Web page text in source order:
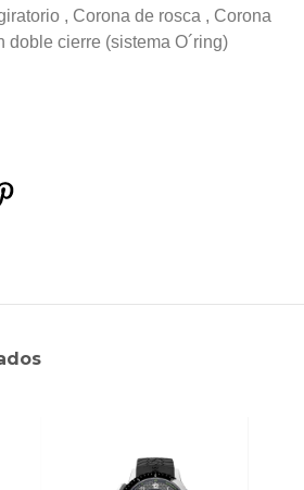
, Corona de rosca , Corona
doble cierre (sistema O´ring)